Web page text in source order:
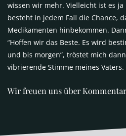
wissen wir mehr. Vielleicht ist es ja
besteht in jedem Fall die Chance,
Medikamenten hinbekommen.
“Hoffen wir das Beste. Es wird
und bis morgen”, tröstet mich
vibrierende Stimme meines Vaters.
Wir freuen uns über